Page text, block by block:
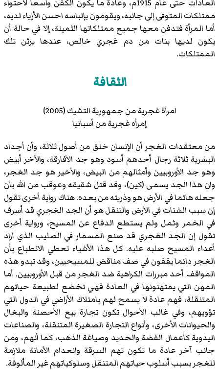
العادات حتى عام 1915م، وعادة ما يكون الكفن واسعاً لاحتواء
ممتلكات المتوفى إلى جانبه، ويقومون بإلباسه احسن الأزياء لديه،
أما المرأة فتدفن معها جميع ممتلكاتها الثمينة، إلا في حالة أن
يكون لديها بنات من دم غجري خالص، عندها يرثن تلك
الممتلكات.
الثقافة
امرأة غجرية من جمهورية التشيك (2005)
إمرأه غجرية من أسبانيا
من معتقدات الغجر أن الإنسان خلق من أصول ثلاثة، وأن أجداد
البشرية ثلاثة رجال أحدهم أسود وهو جد الأفارقة، والآخر أبيض
وهو جد الأوروبيين وأمثالهم من البيض، والأخير هو جد الغجر،
وان هذا الجد يسمى (كين)، وقد قتل شقيقه وعوقب من الله بأن
جعله هائما في الأرض هو وذريته من بعده. هناك رواية أخرى تقول
إن سبب الشتات في الأرض والتنقل هو أن الجد الغجري قد أسرف
في الخمر وثمل ولم يستطع الدفاع عن المسيح، ورواية أخرى
تقول إن الجد الغجري قد صنع المسمار في الصليب الذي أراد
أعداء المسيح صلبه عليه. كل هذا الأشياء تعطي الانطباع بأن
الغجر دائما يقفون في صف مناقض للمسيحيين، وقد تبدو هذه
المواقف أحد مبررات الكراهية ضد الغجر من قبل الأوروبيين. أما
المهن التي يمتهنونها في العادة فهي تخضع لطبيعة حياتهم
المتنقلة، فهم عادة لا يسمح لهم بامتلاك الأراضي في الدول التي
تؤويهم، وفي غالب الأحوال تكون تجارة بيع الأحصنة والبغال
والحيوانات الأخرى، وأنواع التجارة الصغيرة المتنقلة، والصناعات
اليدوية كأعمال الفضة والحديد وصياغة الذهب، كما أنهم، ومن
جانب آخر عادة ما تكون تهم السرقة وانعدام الأمانة ملازمة
للغجر بسبب أسلوب حياتهم المتنقل وسلوكياتهم غير المألوفة.